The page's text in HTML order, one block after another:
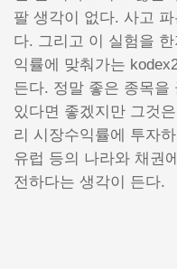
팔 생각이 없다. 사고
다. 그리고 이 실험을
익률에 맞춰가는
든다. 정말 좋은 종목을
있다면 좋겠지만 그것
리 시장수익률에 투자
유럽 등의 나라와 채권
전하다는 생각이 든다.